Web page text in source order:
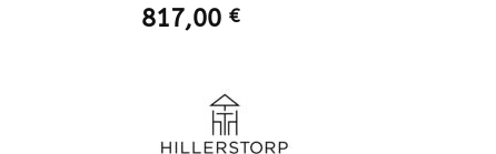
817,00 €